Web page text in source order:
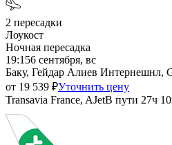
2 пересадки
Лоукост
Ночная пересадка
19:156 сентября, вс
Баку, Гейдар Алиев Интернешнл,
от 19 539 ₽Уточнить цену
Transavia France, AJetВ пути 27ч